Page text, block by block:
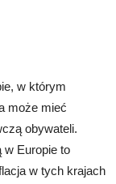
w którym
może mieć
obywateli.
w Europie to
w tych krajach